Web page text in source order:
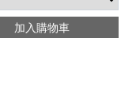
加入購物車